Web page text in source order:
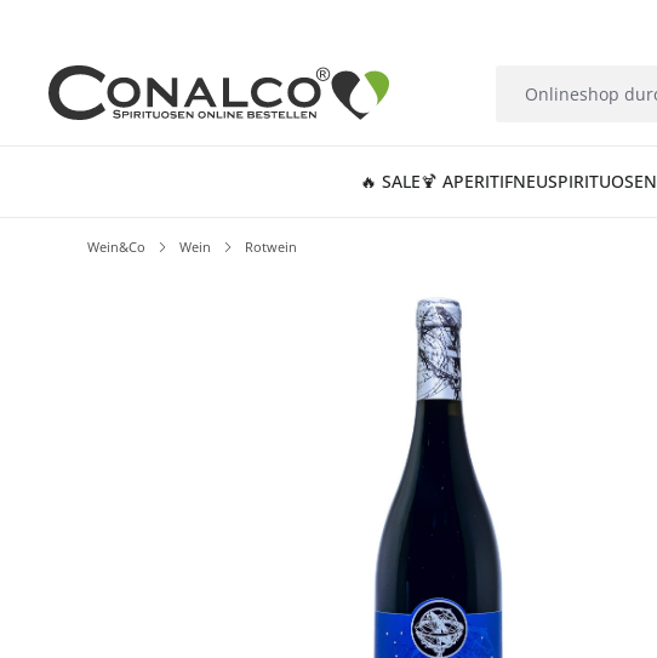
🔥 SALE🍹 APERITIFNEUSPIRITUOSEN
Wein&Co Wein Rotwein